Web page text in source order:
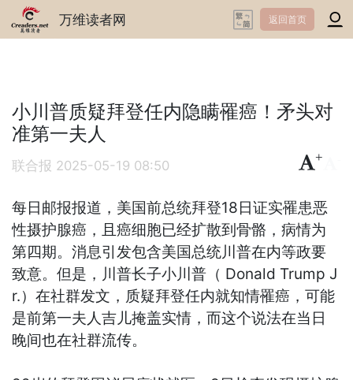
万维读者网 返回首页
小川普质疑拜登任内隐瞒罹癌！矛头对
准第一夫人
联合报 2025-05-19 08:50
+
每日邮报报道，美国前总统拜登18日证实罹患恶
性摄护腺癌，且癌细胞已经扩散到骨骼，病情为
第四期。消息引发包含美国总统川普在内等政要
致意。但是，川普长子小川普（ Donald Trump J
r.）在社群发文，质疑拜登任内就知情罹癌，可能
是前第一夫人吉儿掩盖实情，而这个说法在当日
晚间也在社群流传。